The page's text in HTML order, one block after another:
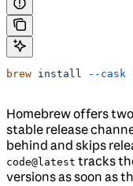
brew install --cask
Homebrew offers
stable release
behind and skips
code@latest tracks
versions as soon as